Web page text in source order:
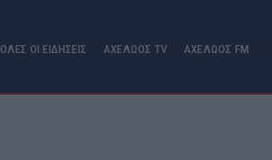
ΟΛΕΣ ΟΙ ΕΙΔΗΣΕΙΣ ΑΧΕΛΩΟΣ TV ΑΧΕΛΩΟΣ FM